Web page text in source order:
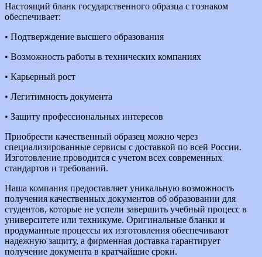
Настоящий бланк государственного образца с гознаком
обеспечивает:
• Подтверждение высшего образования
• Возможность работы в технических компаниях
• Карьерный рост
• Легитимность документа
• Защиту профессиональных интересов
Приобрести качественный образец можно через
специализированные сервисы с доставкой по всей России.
Изготовление проводится с учетом всех современных
стандартов и требований.
Наша компания предоставляет уникальную возможность
получения качественных документов об образовании для
студентов, которые не успели завершить учебный процесс в
университете или техникуме. Оригинальные бланки и
продуманные процессы их изготовления обеспечивают
надежную защиту, а фирменная доставка гарантирует
получение документа в кратчайшие сроки.